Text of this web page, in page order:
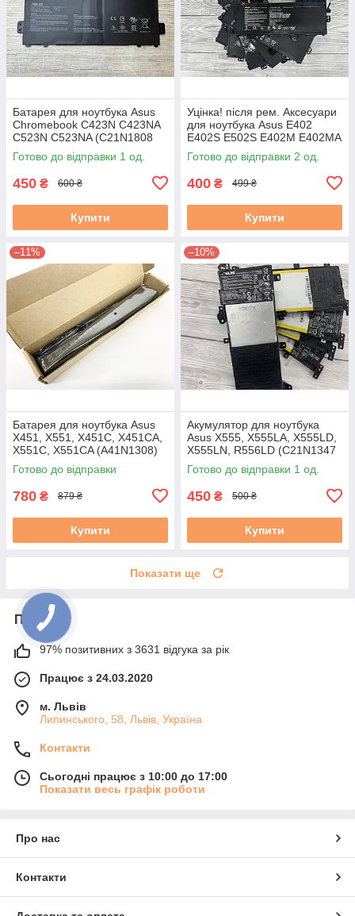
Батарея для ноутбука Asus
Chromebook C423N C423NA
C523N C523NA (C21N1808
0B200-03060000) Знос до
20% бу#
Готово до відправки 1 од.
450 ₴ 600 ₴
Купити
Уцінка! після рем. Аксесуари
для ноутбука Asus E402
E402S E502S E402M E402MA
E402SA (B21N1505) Знос 5-
20% б/в #
Готово до відправки 2 од.
400 ₴ 499 ₴
Купити
–11%
Батарея для ноутбука Asus
X451, X551, X451C, X451CA,
X551C, X551CA (A41N1308)
14.8V 2600mAh, чорна
Готово до відправки
780 ₴ 879 ₴
Купити
–10%
Акумулятор для ноутбука
Asus X555, X555LA, X555LD,
X555LN, R556LD (C21N1347
37 Вт·год) Знос 31–50 %
вживаний B
Готово до відправки 1 од.
450 ₴ 500 ₴
Купити
Показати ще
Про нас
97% позитивних з 3631 відгука за рік
Працює з 24.03.2020
м. Львів
Липинського, 58, Львів, Україна
Контакти
Сьогодні працює з 10:00 до 17:00
Показати весь графік роботи
Про нас
Контакти